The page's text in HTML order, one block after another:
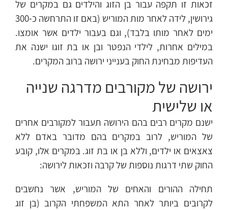
זכאות זו תקפה עבור בן הזוג והילדים גם במקרים של
גירושין, לידה לאחר מות המוריש (באם זו התרחשה כ-300
ימים לאחר מותו בלבד), וגם בעבור ילדים אשר אומצו.
במילים אחרות, לילדי הנפטר ובן או בת זוגו ישנה את
העדיפות מבחינת החוק בענייני ירושה ברוב המקרים.
ירושה של מקורבים מדרגה שנייה
או שלישית
ישנם מקרים רבים בהם הירושה תעבור למקורבים אחרים
של המוריש, לרוב במקרים בהם מדובר באדם ללא
צאצאים או ילדים, וללא בן או בת זוג. במקרים אלו, קובע
החוק שתי דרגות נוספות של קרבה וזכאות לירושה:
תחילה ההורים והאחים של המוריש, אשר נחשבים
לקרובים ביותר לאחר התא המשפחתי הקרוב (בן זוג